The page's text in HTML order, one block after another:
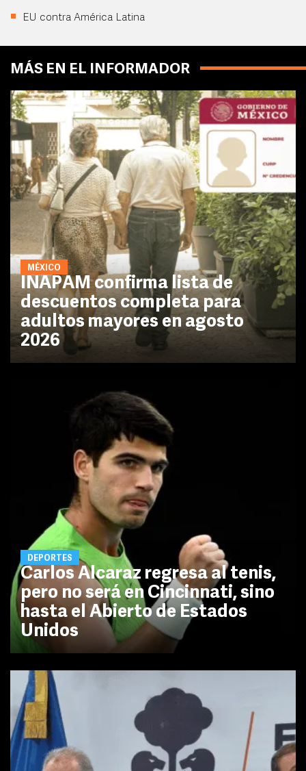
EU contra América Latina
MÁS EN EL INFORMADOR
MÉXICO
INAPAM confirma lista de
descuentos completa para
adultos mayores en agosto
2026
DEPORTES
Carlos Alcaraz regresa al tenis,
pero no será en Cincinnati, sino
hasta el Abierto de Estados
Unidos